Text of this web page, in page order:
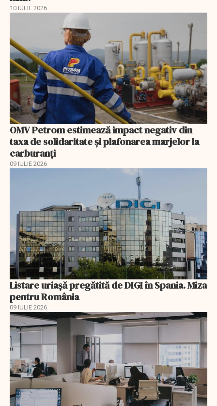
10 IULIE 2026
OMV Petrom estimează impact negativ din
taxa de solidaritate și plafonarea marjelor la
carburanți
09 IULIE 2026
Listare uriașă pregătită de DIGI în Spania. Miza
pentru România
09 IULIE 2026